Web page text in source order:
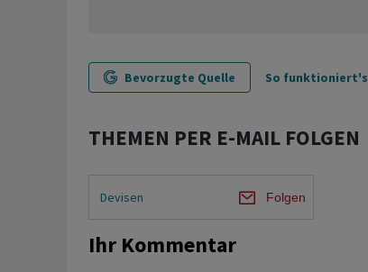
Bevorzugte Quelle So funktioniert's
THEMEN PER E-MAIL FOLGEN
Devisen Folgen
Ihr Kommentar